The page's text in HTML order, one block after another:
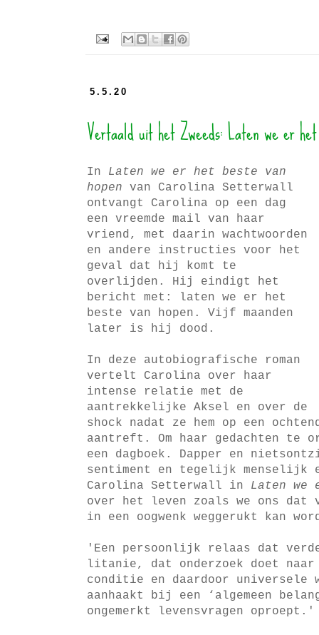
5.5.20
Vertaald uit het Zweeds: Laten we er
In Laten we er het beste van
hopen van Carolina Setterwall
ontvangt Carolina op een dag
een vreemde mail van haar
vriend, met daarin wachtwoorden
en andere instructies voor het
geval dat hij komt te
overlijden. Hij eindigt het
bericht met: laten we er het
beste van hopen. Vijf maanden
later is hij dood.
In deze autobiografische roman
vertelt Carolina over haar
intense relatie met de
aantrekkelijke Aksel en over de
shock nadat ze hem op een
aantreft. Om haar gedachten te
een dagboek. Dapper en
sentiment en tegelijk menselijk
Carolina Setterwall in Laten we
over het leven zoals we ons dat
in een oogwenk weggerukt kan
'Een persoonlijk relaas dat
litanie, dat onderzoek doet naar
conditie en daardoor universele
aanhaakt bij een ‘algemeen
ongemerkt levensvragen